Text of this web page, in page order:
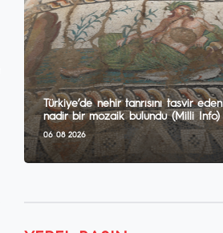
Türkiye’de nehir tanrısını tasvir eden
nadir bir mozaik bulundu (Milli Info)
06 08 2026